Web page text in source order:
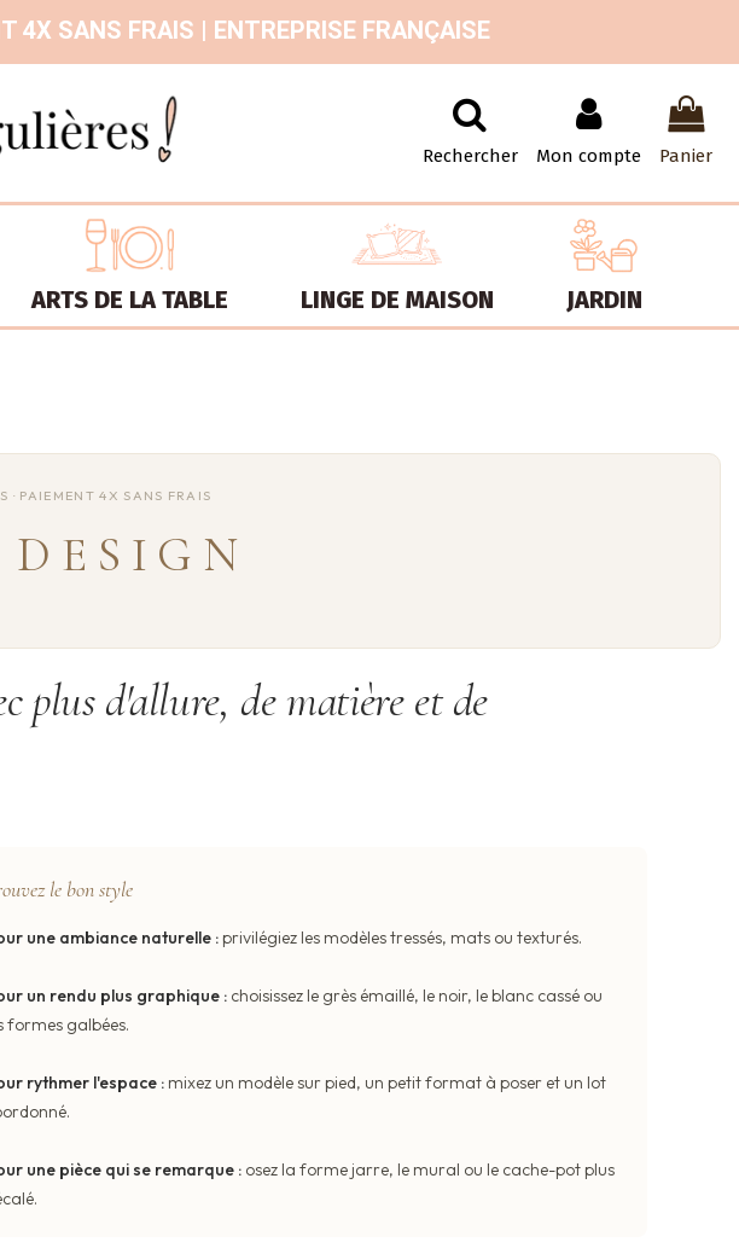
4X SANS FRAIS | ENTREPRISE FRANÇAISE
Rechercher Mon compte Panier
ARTS DE LA TABLE LINGE DE MAISON JARDIN
plus d'allure, de matière et de
le bon style
une ambiance naturelle :privilégiez les modèles tressés, mats ou texturés.
un rendu plus graphique : choisissez le grès émaillé, le noir, le blanc cassé ou
formes galbées.
rythmer l'espace : mixez un modèle sur pied, un petit format à poser et un lot
une pièce qui se remarque : osez la forme jarre, le mural ou le cache-pot plus